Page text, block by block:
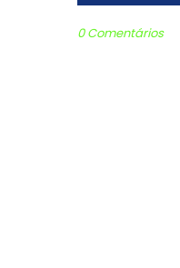
0 Comentários